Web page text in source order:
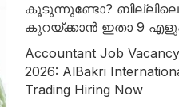
കൂടുന്നുണ്ടോ?
കുറയ്ക്കാൻ ഇതാ 9
Accountant Job
2026: AlBakri
Trading Hiring Now